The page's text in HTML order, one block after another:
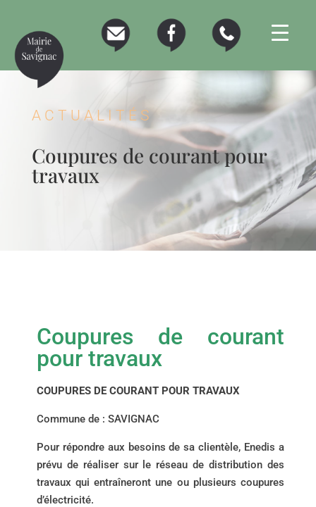
ACTUALITÉS
Coupures de courant pour
travaux
Coupures de courant
pour travaux
COUPURES DE COURANT POUR TRAVAUX
Commune de : SAVIGNAC
Pour répondre aux besoins de sa clientèle, Enedis a
prévu de réaliser sur le réseau de distribution des
travaux qui entraîneront une ou plusieurs coupures
d’électricité.